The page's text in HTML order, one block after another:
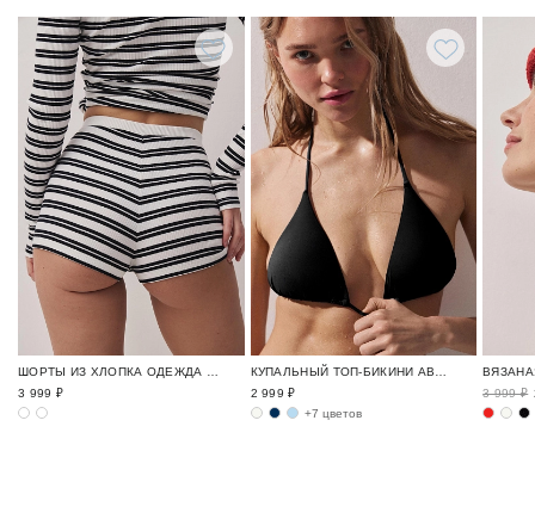
ШОРТЫ ИЗ ХЛОПКА ОДЕЖДА ДЛЯ ОТДЫХА / CRUISE
3 999 ₽
КУПАЛЬНЫЙ ТОП-БИКИНИ АВРОРА / SWIM BASE
2 999 ₽
+7 цветов
3 999 ₽